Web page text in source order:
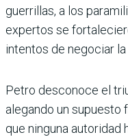
guerrillas, a los
expertos se
intentos de negociar
Petro desconoce el
alegando un supuesto
que ninguna autoridad